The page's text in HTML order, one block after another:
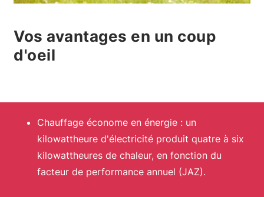
Vos avantages en un coup
d'oeil
Chauffage économe en énergie : un
kilowattheure d'électricité produit quatre à six
kilowattheures de chaleur, en fonction du
facteur de performance annuel (JAZ).